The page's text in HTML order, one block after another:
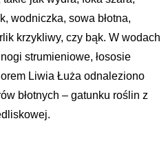
wodniczka, sowa błotna,
krzykliwy, czy bąk. W wodach
strumieniowe, łososie
Liwia Łuża odnaleziono
błotnych – gatunku roślin z